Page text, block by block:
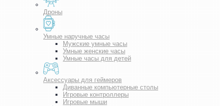
Дроны
Умные наручные часы
Мужские умные часы
Умные женские часы
Умные часы для детей
Аксессуары для геймеров
Диванные компьютерные столы
Игровые контроллеры
Игровые мыши